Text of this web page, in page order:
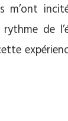
m’ont
de